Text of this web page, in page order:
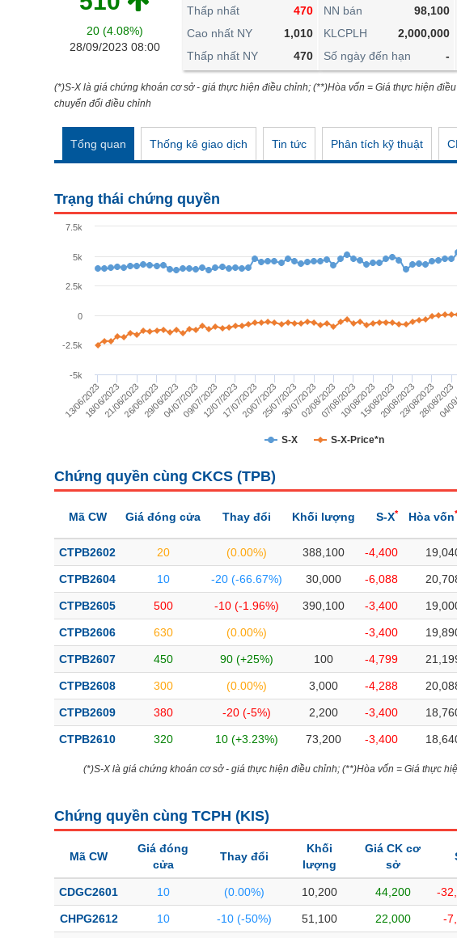
20 (4.08%)
28/09/2023 08:00
Thấp nhất
470
Cao nhất NY
1,010
Thấp nhất NY
470
NN bán
98,100
KLCPLH
2,000,000
Số ngày đến hạn
-
(*)S-X là giá chứng khoán cơ sở - giá thực hiện điều chỉnh; (**)Hòa vốn = Giá thực hiện
chuyển đổi điều chỉnh
Tổng quan Thống kê giao dịch Tin tức Phân tích kỹ thuật
Trạng thái chứng quyền
S-X S-X-Price*n
13/06/2023
18/06/202321/06/202326/06/202329/06/202304/07/202309/07/202312/07/202317/07/202320/07/202325/07/202330/07/202302/08/202307/08/202310/08/202315/08/202320/08/202323/08/202328/08/2023
04/
-5k
-2.5k
0
2.5k
5k
7.5k
Chứng quyền cùng CKCS (TPB)
Mã CW Giá đóng cửa Thay đổi Khối lượng S-X* Hòa vốn
CTPB2602 20 (0.00%) 388,100 -4,400
CTPB2604 10 -20 (-66.67%) 30,000 -6,088
CTPB2605 500 -10 (-1.96%) 390,100 -3,400
CTPB2606 630 (0.00%) -3,400
CTPB2607 450 90 (+25%) 100 -4,799
CTPB2608 300 (0.00%) 3,000 -4,288
CTPB2609 380 -20 (-5%) 2,200 -3,400
CTPB2610 320 10 (+3.23%) 73,200 -3,400
(*)S-X là giá chứng khoán cơ sở - giá thực hiện điều chỉnh; (**)Hòa vốn = Giá thực
Chứng quyền cùng TCPH (KIS)
Mã CW
Giá đóng
cửa
Thay đổi
Khối
lượng
Giá CK cơ
sở
CDGC2601 10 (0.00%) 10,200 44,200 -
CHPG2612 10 -10 (-50%) 51,100 22,000 -
THẾ GIỚI
ĐÔNG DƯƠNG
PHÂN TÍCH
VS-SECTOR
NGUYÊN VẬT LIỆU
TIÊU DÙNG KHÔNG THIẾT YẾU
CHĂM SÓC SỨC KHỎE
CÔNG NGHỆ THÔNG TIN
BẤT ĐỘNG SẢN
Mã chứng khoán(-)
Cổ phiếu Chỉ số Chứng chỉ quỹ Chứng quyền Hợp đồng
Lãnh đạo(-)
Người nội bộ Người liên quan Cổ đông lớn
Tin tức(-)
Bài viết của tác giả (-)
Dịch vụ(-)
Đào tạo